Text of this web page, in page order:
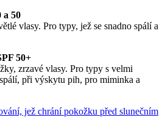
a 50
vlasy. Pro typy, jež se snadno spálí a
50+
zrzavé vlasy. Pro typy s velmi
při výskytu pih, pro miminka a
jež chrání pokožku před slunečním